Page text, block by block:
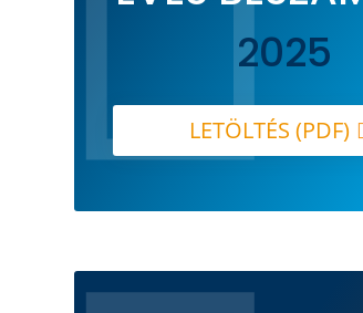
2025
LETÖLTÉS (PDF)